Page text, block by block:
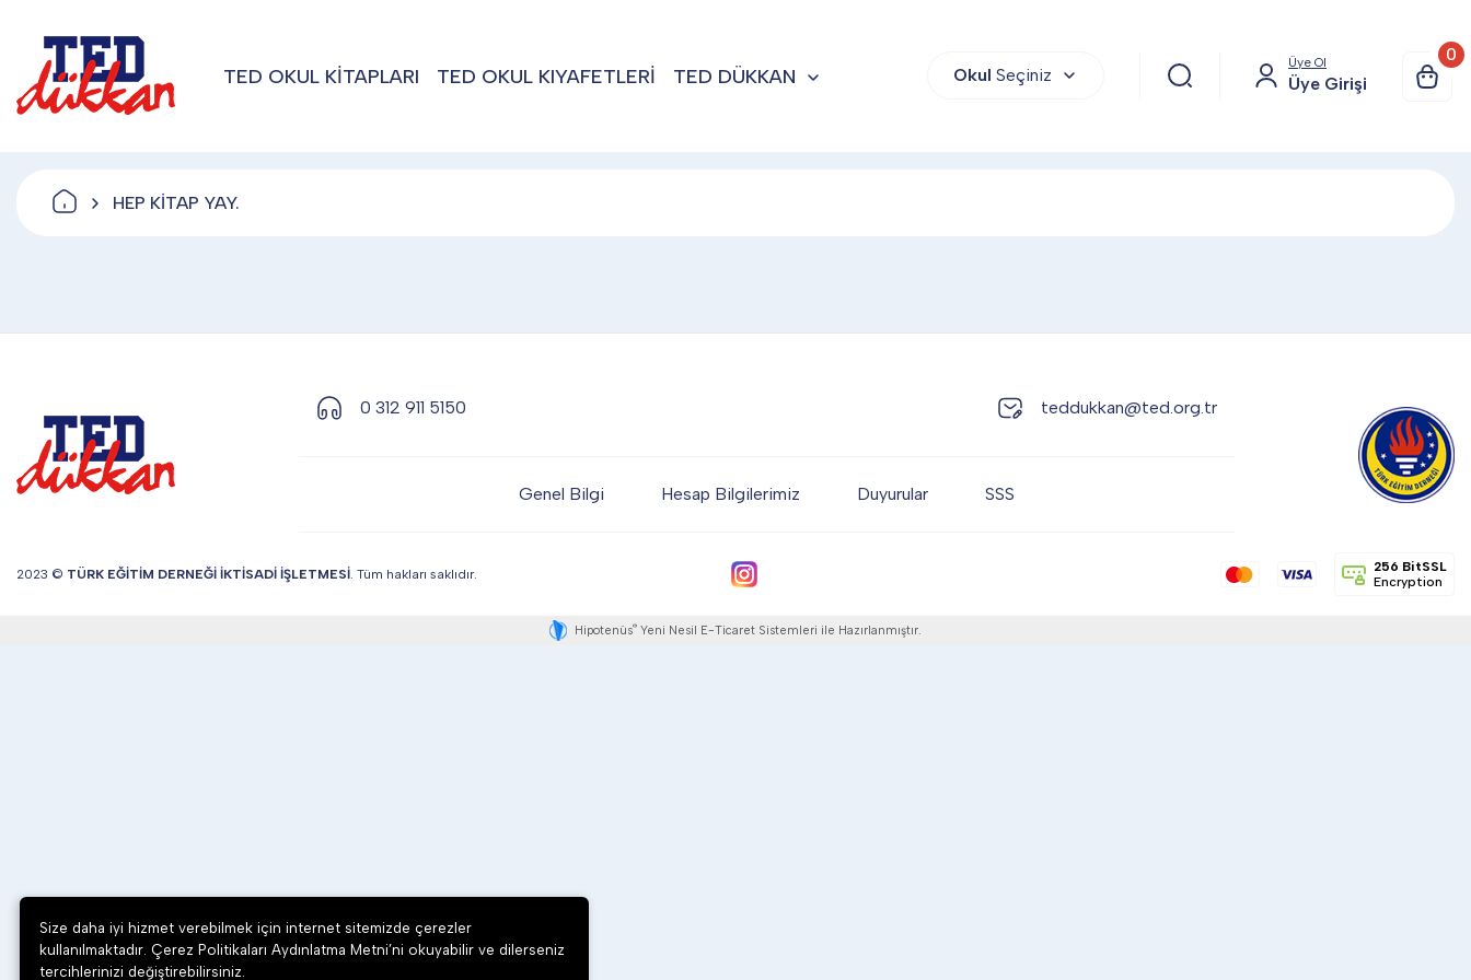
TED OKUL KİTAPLARI TED OKUL KIYAFETLERİ TED DÜKKAN Okul Seçiniz
Üye Ol
Üye Girişi
0
HEP KİTAP YAY.
0 312 911 5150 teddukkan@ted.org.tr
Genel Bilgi Hesap Bilgilerimiz Duyurular SSS
2023 © TÜRK EĞİTİM DERNEĞİ İKTİSADİ İŞLETMESİ. Tüm hakları saklıdır.
256 BitSSL
Encryption
Hipotenüs® Yeni Nesil E-Ticaret Sistemleri ile Hazırlanmıştır.
Size daha iyi hizmet verebilmek için internet sitemizde çerezler
kullanılmaktadır. Çerez Politikaları Aydınlatma Metni’ni okuyabilir ve dilerseniz
tercihlerinizi değiştirebilirsiniz.